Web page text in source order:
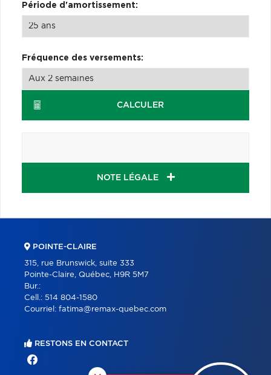
Période d'amortissement:
Fréquence des versements:
CALCULER
NOTE LÉGALE
POINTE-CLAIRE
315, rue Brunswick, suite 333
Pointe-Claire, Québec, H9R 5M7
Bur.:
Cell.: 514 804-1580
Courriel: fatima@remax-quebec.com
RESTONS EN CONTACT